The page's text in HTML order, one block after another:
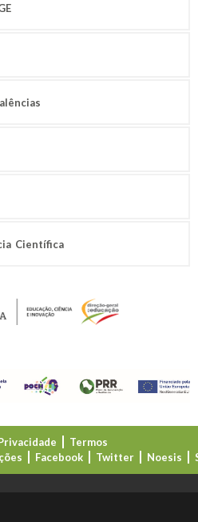
Científica
Termos
Facebook Twitter Noesis